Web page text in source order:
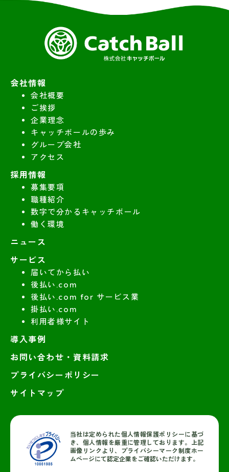
会社情報
会社概要
ご挨拶
企業理念
キャッチボールの歩み
グループ会社
アクセス
採用情報
募集要項
職種紹介
数字で分かるキャッチボール
働く環境
ニュース
サービス
届いてから払い
後払い.com
後払い.com for サービス業
掛払い.com
利用者様サイト
導入事例
お問い合わせ・資料請求
プライバシーポリシー
サイトマップ
当社は定められた個人情報保護ポリシーに基づ
き、個人情報を厳重に管理しております。上記
画像リンクより、プライバシーマーク制度ホー
ムページにて認定企業をご確認いただけます。